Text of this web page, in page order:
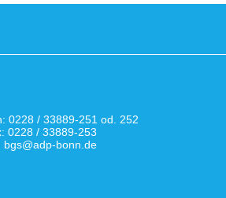
0228 / 33889-251 od. 252
0228 / 33889-253
bgs@adp-bonn.de